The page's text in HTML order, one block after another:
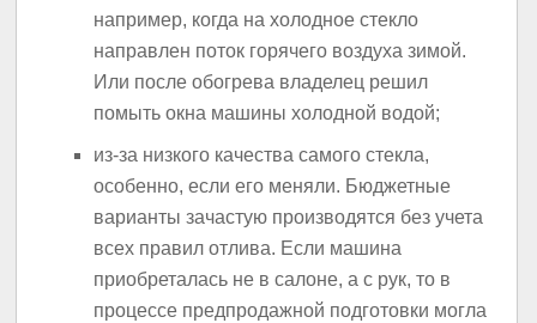
например, когда на холодное стекло
направлен поток горячего воздуха зимой.
Или после обогрева владелец решил
помыть окна машины холодной водой;
из-за низкого качества самого стекла,
особенно, если его меняли. Бюджетные
варианты зачастую производятся без учета
всех правил отлива. Если машина
приобреталась не в салоне, а с рук, то в
процессе предпродажной подготовки могла